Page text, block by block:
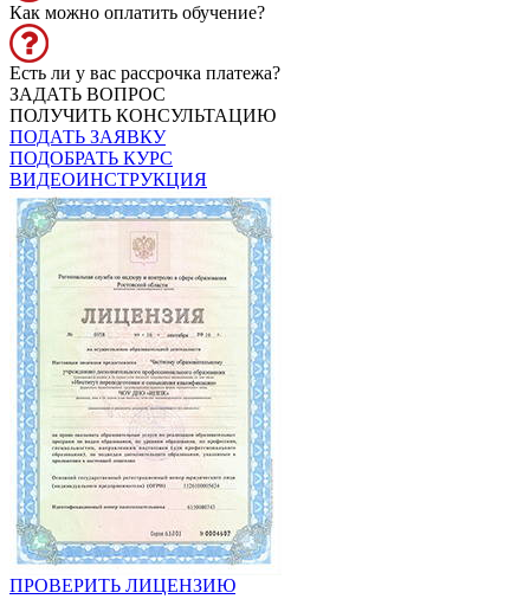
Как можно оплатить обучение?
Есть ли у вас рассрочка платежа?
ЗАДАТЬ ВОПРОС
ПОЛУЧИТЬ КОНСУЛЬТАЦИЮ
ПОДАТЬ ЗАЯВКУ
ПОДОБРАТЬ КУРС
ВИДЕОИНСТРУКЦИЯ
ПРОВЕРИТЬ ЛИЦЕНЗИЮ